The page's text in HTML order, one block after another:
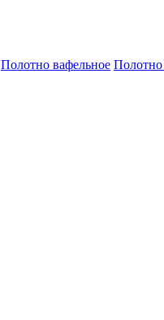
Полотно вафельное